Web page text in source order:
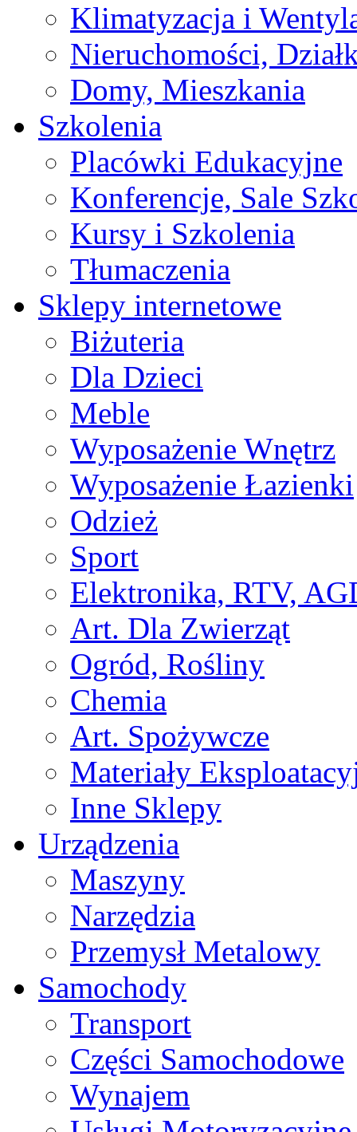
Klimatyzacja i
Nieruchomości,
Domy, Mieszkania
Szkolenia
Placówki Edukacyjne
Konferencje, Sale
Kursy i Szkolenia
Tłumaczenia
Sklepy internetowe
Biżuteria
Dla Dzieci
Meble
Wyposażenie Wnętrz
Wyposażenie Łazienki
Odzież
Sport
Elektronika, RTV,
Art. Dla Zwierząt
Ogród, Rośliny
Chemia
Art. Spożywcze
Materiały
Inne Sklepy
Urządzenia
Maszyny
Narzędzia
Przemysł Metalowy
Samochody
Transport
Części Samochodowe
Wynajem